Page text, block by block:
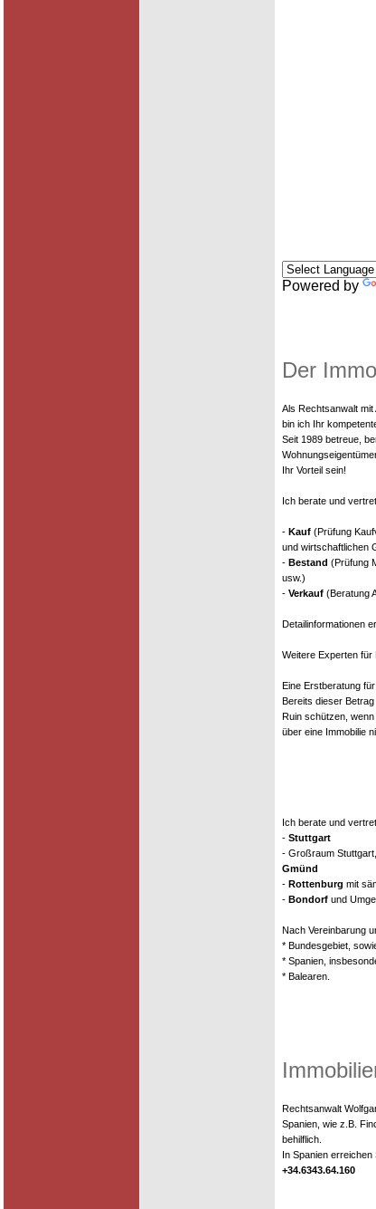
Powered by
Der
Als Rechtsanwalt
bin ich Ihr
Seit 1989 betreue,
Ihr Vorteil sein!
Ich berate und
- Kauf (Prüfung
und wirtschaftlichen
- Bestand (Prüfung
usw.)
- Verkauf (Beratung
Detailinformationen
Weitere Experten für
Eine Erstberatung
Bereits dieser
Ruin schützen,
über eine Immobilie
Ich berate und
- Stuttgart
- Großraum
Gmünd
- Rottenburg mit
- Bondorf und
Nach Vereinbarung
* Bundesgebiet,
* Spanien,
* Balearen.
Rechtsanwalt
Spanien, wie z.B.
behilflich.
In Spanien
+34.6343.64.160